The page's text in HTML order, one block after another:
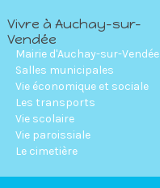
Vivre à Auchay-sur-
Vendée
Mairie d'Auchay-sur-Vendée
Salles municipales
Vie économique et sociale
Les transports
Vie scolaire
Vie paroissiale
Le cimetière